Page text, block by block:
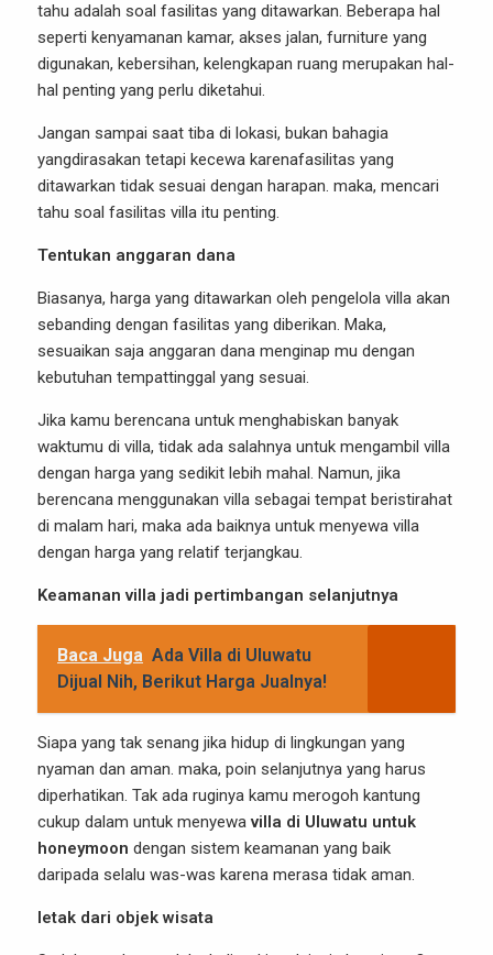
tahu adalah soal fasilitas yang ditawarkan. Beberapa hal
seperti kenyamanan kamar, akses jalan, furniture yang
digunakan, kebersihan, kelengkapan ruang merupakan hal-
hal penting yang perlu diketahui.
Jangan sampai saat tiba di lokasi, bukan bahagia
yangdirasakan tetapi kecewa karenafasilitas yang
ditawarkan tidak sesuai dengan harapan. maka, mencari
tahu soal fasilitas villa itu penting.
Tentukan anggaran dana
Biasanya, harga yang ditawarkan oleh pengelola villa akan
sebanding dengan fasilitas yang diberikan. Maka,
sesuaikan saja anggaran dana menginap mu dengan
kebutuhan tempattinggal yang sesuai.
Jika kamu berencana untuk menghabiskan banyak
waktumu di villa, tidak ada salahnya untuk mengambil villa
dengan harga yang sedikit lebih mahal. Namun, jika
berencana menggunakan villa sebagai tempat beristirahat
di malam hari, maka ada baiknya untuk menyewa villa
dengan harga yang relatif terjangkau.
Keamanan villa jadi pertimbangan selanjutnya
Baca Juga Ada Villa di Uluwatu
Dijual Nih, Berikut Harga Jualnya!
Siapa yang tak senang jika hidup di lingkungan yang
nyaman dan aman. maka, poin selanjutnya yang harus
diperhatikan. Tak ada ruginya kamu merogoh kantung
cukup dalam untuk menyewa villa di Uluwatu untuk
honeymoon dengan sistem keamanan yang baik
daripada selalu was-was karena merasa tidak aman.
letak dari objek wisata